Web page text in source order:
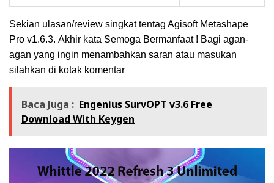
Sekian ulasan/review singkat tentag Agisoft Metashape
Pro v1.6.3. Akhir kata Semoga Bermanfaat ! Bagi agan-
agan yang ingin menambahkan saran atau masukan
silahkan di kotak komentar
Baca Juga : Engenius SurvOPT v3.6 Free
Download With Keygen